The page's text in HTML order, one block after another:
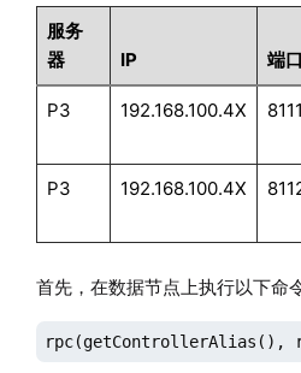
服务
器
IP 端口
P3 192.168.100.4X 8111
P3 192.168.100.4X
首先，在数据节点上执行以下命
rpc(getControllerAlias(),